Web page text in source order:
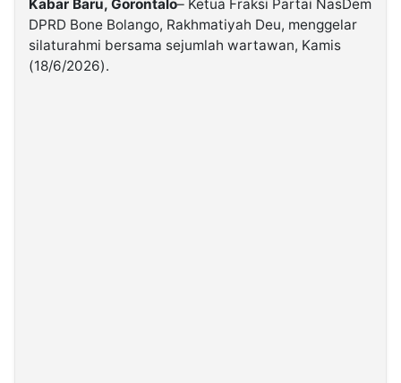
Kabarbaru.co
2026
Kabar Baru, Gorontalo– Ketua Fraksi Partai NasDem
DPRD Bone Bolango, Rakhmatiyah Deu, menggelar
silaturahmi bersama sejumlah wartawan, Kamis
(18/6/2026).